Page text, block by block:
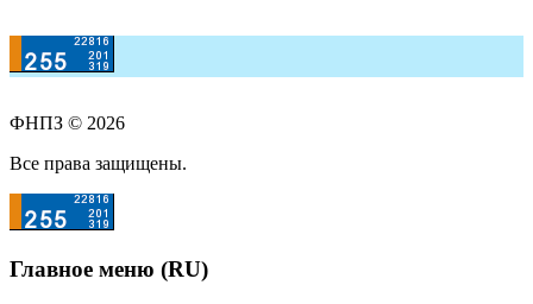
ФНПЗ © 2026
Все права защищены.
Главное меню (RU)